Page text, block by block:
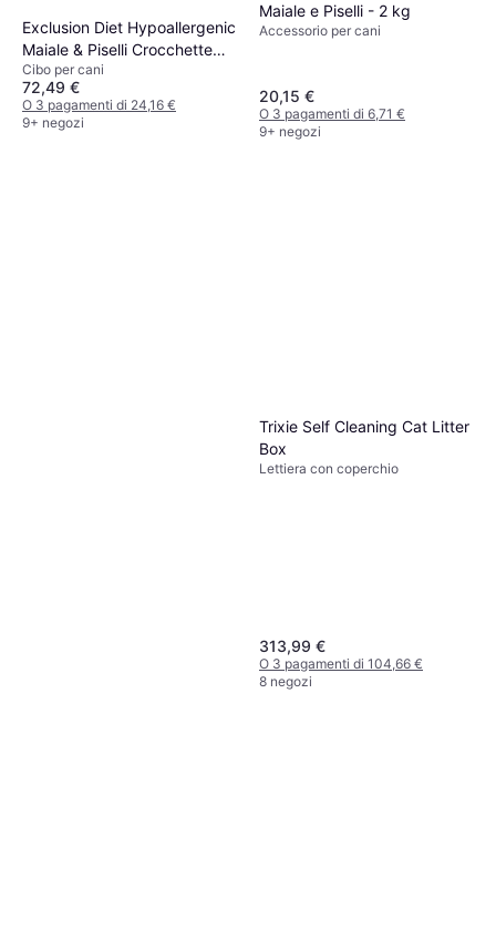
Exclusion Diet Hypoallergenic
Maiale & Piselli Crocchette
Cani - Set Ö 2 x 12 kg 12kg
Cibo per cani
72,49 €
O 3 pagamenti di 24,16 €
9+ negozi
Maiale e Piselli - 2 kg
Accessorio per cani
20,15 €
O 3 pagamenti di 6,71 €
9+ negozi
Trixie Self Cleaning Cat Litter
Box
Lettiera con coperchio
313,99 €
O 3 pagamenti di 104,66 €
8 negozi